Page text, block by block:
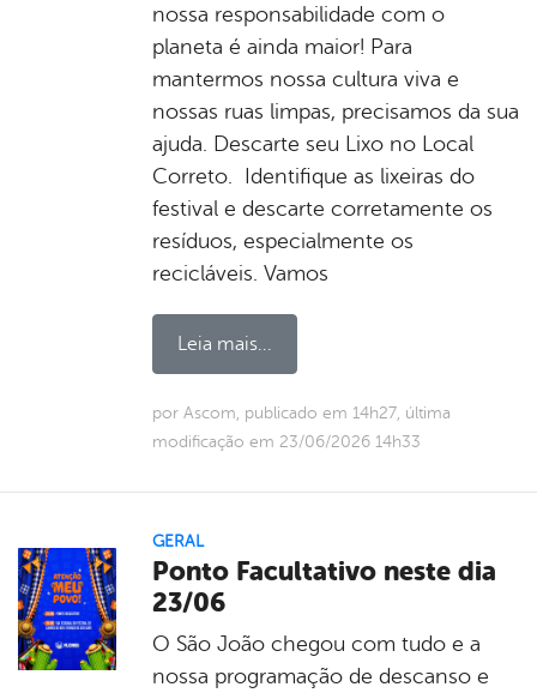
nossa responsabilidade com o
planeta é ainda maior! Para
mantermos nossa cultura viva e
nossas ruas limpas, precisamos da sua
ajuda. Descarte seu Lixo no Local
Correto. Identifique as lixeiras do
festival e descarte corretamente os
resíduos, especialmente os
recicláveis. Vamos
Leia mais...
por Ascom, publicado em 14h27, última
modificação em 23/06/2026 14h33
GERAL
Ponto Facultativo neste dia
23/06
O São João chegou com tudo e a
nossa programação de descanso e